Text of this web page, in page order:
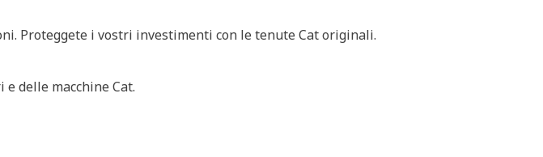
Proteggete i vostri investimenti con le tenute Cat originali.
delle macchine Cat.